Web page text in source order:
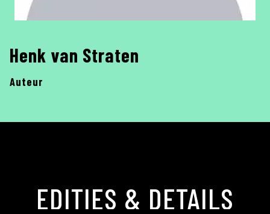
Henk van Straten
Auteur
EDITIES & DETAILS